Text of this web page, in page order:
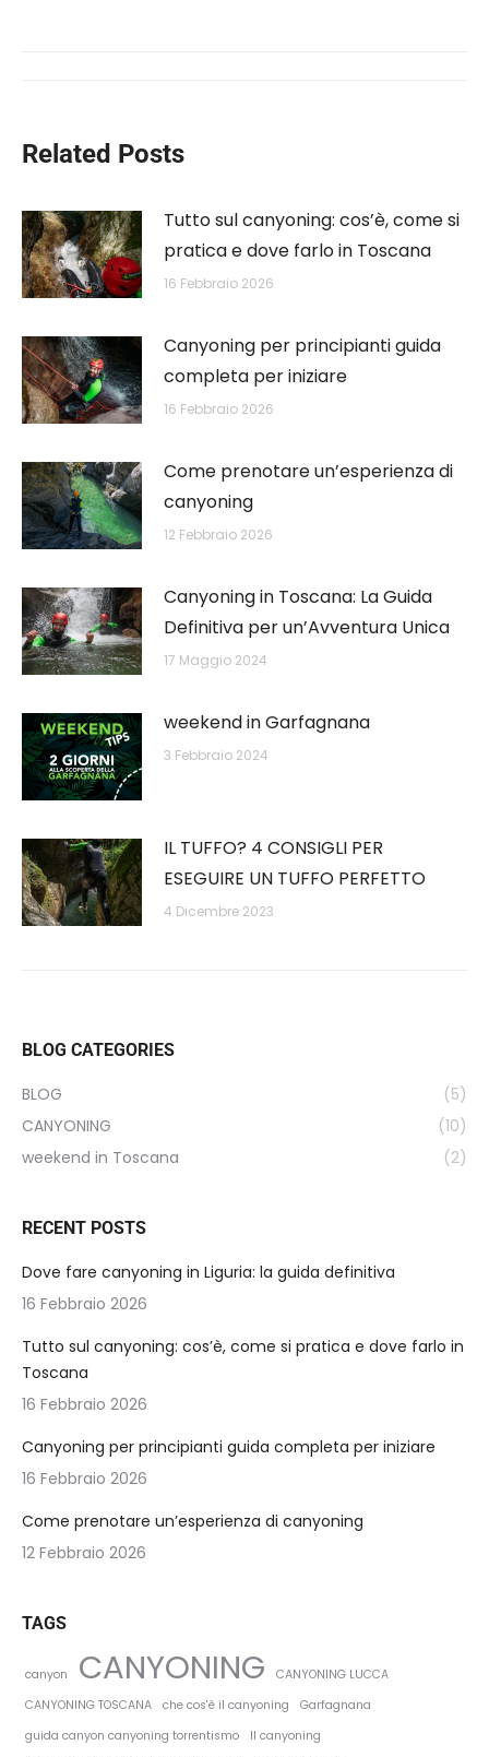
Related Posts
Tutto sul canyoning: cos’è, come si
pratica e dove farlo in Toscana
16 Febbraio 2026
Canyoning per principianti guida
completa per iniziare
16 Febbraio 2026
Come prenotare un’esperienza di
canyoning
12 Febbraio 2026
Canyoning in Toscana: La Guida
Definitiva per un’Avventura Unica
17 Maggio 2024
weekend in Garfagnana
3 Febbraio 2024
IL TUFFO? 4 CONSIGLI PER
ESEGUIRE UN TUFFO PERFETTO
4 Dicembre 2023
BLOG CATEGORIES
BLOG
(5)
CANYONING
(10)
weekend in Toscana
(2)
RECENT POSTS
Dove fare canyoning in Liguria: la guida definitiva
16 Febbraio 2026
Tutto sul canyoning: cos’è, come si pratica e dove farlo in
Toscana
16 Febbraio 2026
Canyoning per principianti guida completa per iniziare
16 Febbraio 2026
Come prenotare un’esperienza di canyoning
12 Febbraio 2026
TAGS
canyon CANYONING
CANYONING LUCCA
CANYONING TOSCANA
che cos'è il canyoning
Garfagnana
guida canyon canyoning torrentismo
Il canyoning